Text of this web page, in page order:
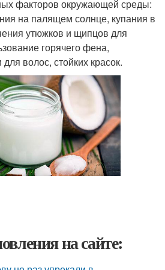
факторов окружающей среды:
на палящем солнце, купания в
утюжков и щипцов для
горячего фена,
волос, стойких красок.
на сайте: